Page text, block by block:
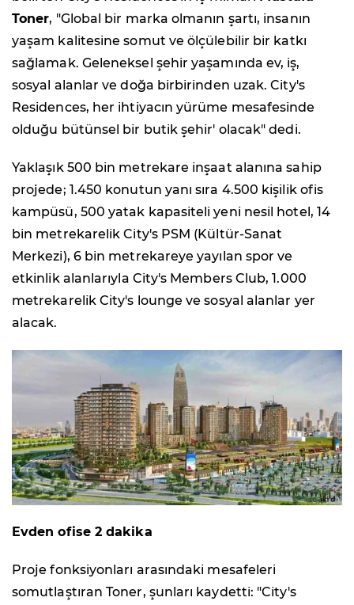
Toner, "Global bir marka olmanın şartı, insanın
yaşam kalitesine somut ve ölçülebilir bir katkı
sağlamak. Geleneksel şehir yaşamında ev, iş,
sosyal alanlar ve doğa birbirinden uzak. City's
Residences, her ihtiyacın yürüme mesafesinde
olduğu bütünsel bir butik şehir' olacak" dedi.
Yaklaşık 500 bin metrekare inşaat alanına sahip
projede; 1.450 konutun yanı sıra 4.500 kişilik ofis
kampüsü, 500 yatak kapasiteli yeni nesil hotel, 14
bin metrekarelik City's PSM (Kültür-Sanat
Merkezi), 6 bin metrekareye yayılan spor ve
etkinlik alanlarıyla City's Members Club, 1.000
metrekarelik City's lounge ve sosyal alanlar yer
alacak.
Evden ofise 2 dakika
Proje fonksiyonları arasındaki mesafeleri
somutlaştıran Toner, şunları kaydetti: "City's